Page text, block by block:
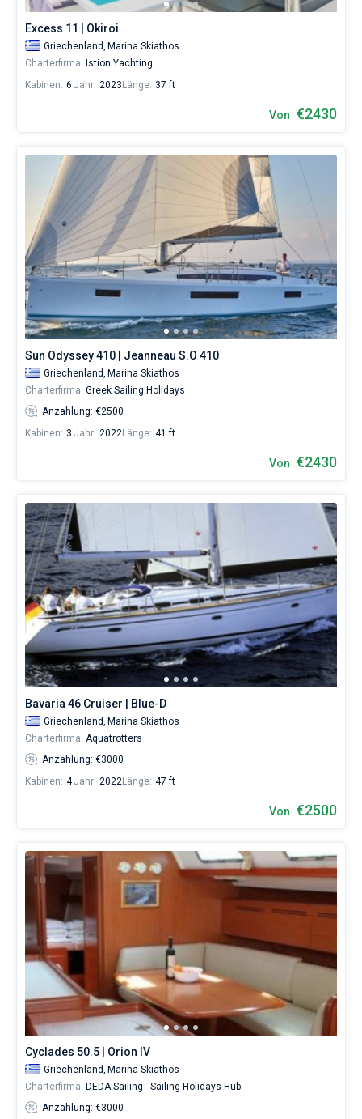
Excess 11 | Okiroi
Griechenland, Marina Skiathos
Charterfirma: Istion Yachting
Kabinen: 6 Jahr: 2023 Länge: 37 ft
Von €2430
Sun Odyssey 410 | Jeanneau S.O 410
Griechenland, Marina Skiathos
Charterfirma: Greek Sailing Holidays
Anzahlung: €2500
Kabinen: 3 Jahr: 2022Länge: 41 ft
Von €2430
Bavaria 46 Cruiser | Blue-D
Griechenland, Marina Skiathos
Charterfirma: Aquatrotters
Anzahlung: €3000
Kabinen: 4Jahr: 2022Länge: 47 ft
Von €2500
Cyclades 50.5 | Orion IV
Griechenland, Marina Skiathos
Charterfirma: DEDA Sailing - Sailing Holidays Hub
Anzahlung: €3000